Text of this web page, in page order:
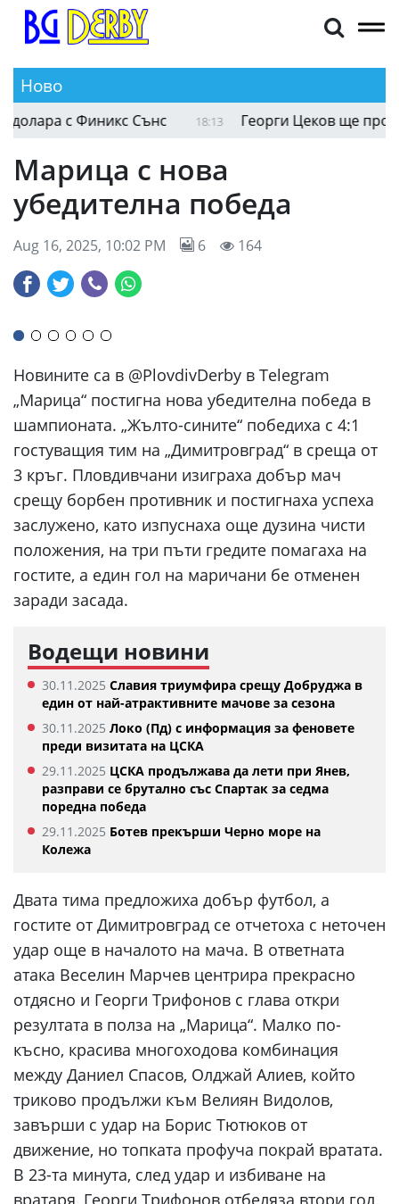
Ново
18:16 Брукс ще подпише договор за 73 милиона
Марица с нова
убедителна победа
Aug 16, 2025, 10:02 PM 6 164
Новините са в @PlovdivDerby в Telegram
„Марица“ постигна нова убедителна победа в
шампионата. „Жълто-сините“ победиха с 4:1
гостуващия тим на „Димитровград“ в среща от
3 кръг. Пловдивчани изиграха добър мач
срещу борбен противник и постигнаха успеха
заслужено, като изпуснаха още дузина чисти
положения, на три пъти гредите помагаха на
гостите, а един гол на маричани бе отменен
заради засада.
Водещи новини
30.11.2025 Славия триумфира срещу Добруджа в
един от най-атрактивните мачове за сезона
30.11.2025 Локо (Пд) с информация за феновете
преди визитата на ЦСКА
29.11.2025 ЦСКА продължава да лети при Янев,
разправи се брутално със Спартак за седма
поредна победа
29.11.2025 Ботев прекърши Черно море на
Колежа
Двата тима предложиха добър футбол, а
гостите от Димитровград се отчетоха с неточен
удар още в началото на мача. В ответната
атака Веселин Марчев центрира прекрасно
отдясно и Георги Трифонов с глава откри
резултата в полза на „Марица“. Малко по-
късно, красива многоходова комбинация
между Даниел Спасов, Олджай Алиев, който
триково продължи към Велиян Видолов,
завърши с удар на Борис Тютюков от
движение, но топката профуча покрай вратата.
В 23-та минута, след удар и избиване на
вратаря, Георги Трифонов отбеляза втори гол,